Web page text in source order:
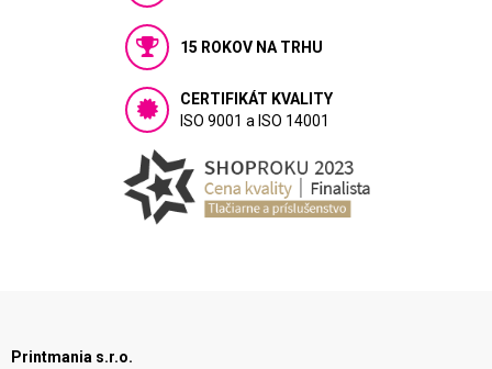
15 ROKOV NA TRHU
CERTIFIKÁT KVALITY
ISO 9001 a ISO 14001
Printmania s.r.o.